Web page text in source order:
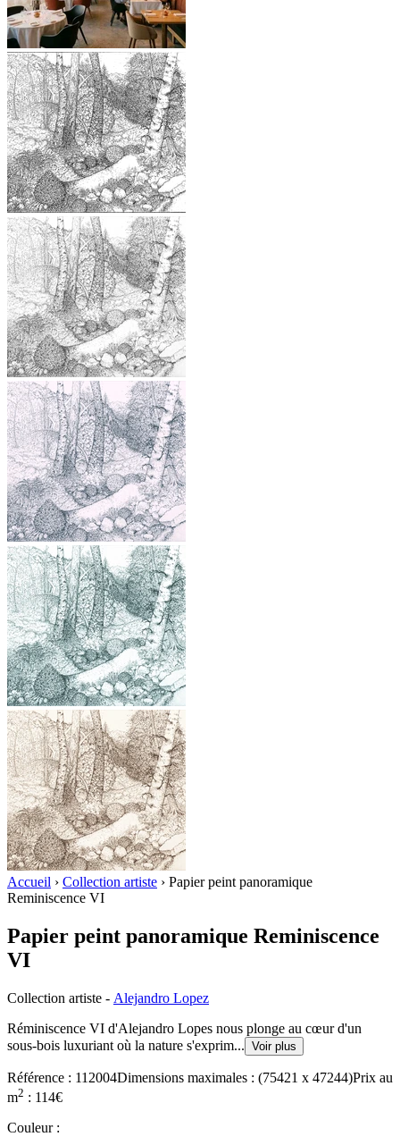
Accueil › Collection artiste › Papier peint panoramique
Reminiscence VI
Papier peint panoramique Reminiscence
VI
Collection artiste - Alejandro Lopez
Réminiscence VI d'Alejandro Lopes nous plonge au cœur d'un
sous-bois luxuriant où la nature s'exprim... Voir plus
Référence : 112004Dimensions maximales : (75421 x 47244)Prix au
m2 : 114€
Couleur: